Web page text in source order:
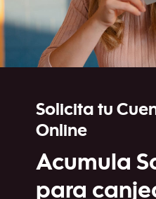
Solicita tu
Online
Acumula
para